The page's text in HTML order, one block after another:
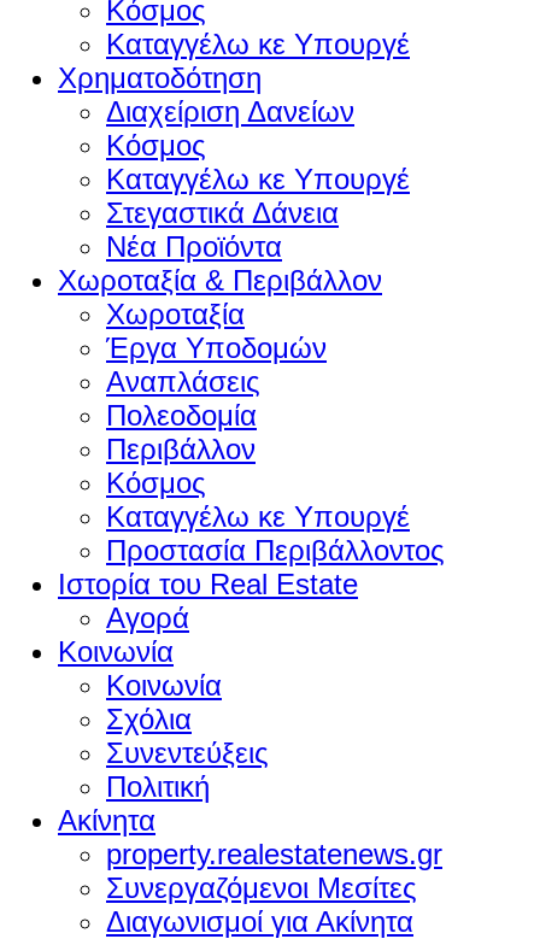
Κόσμος
Καταγγέλω κε Υπουργέ
Χρηματοδότηση
Διαχείριση Δανείων
Κόσμος
Καταγγέλω κε Υπουργέ
Στεγαστικά Δάνεια
Νέα Προϊόντα
Χωροταξία & Περιβάλλον
Χωροταξία
Έργα Υποδομών
Αναπλάσεις
Πολεοδομία
Περιβάλλον
Κόσμος
Καταγγέλω κε Υπουργέ
Προστασία Περιβάλλοντος
Ιστορία του Real Estate
Αγορά
Κοινωνία
Κοινωνία
Σχόλια
Συνεντεύξεις
Πολιτική
Ακίνητα
property.realestatenews.gr
Συνεργαζόμενοι Μεσίτες
Διαγωνισμοί για Ακίνητα